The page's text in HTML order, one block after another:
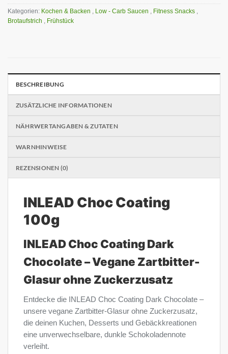
Kategorien: Kochen & Backen Low - Carb Saucen Fitness Snacks
Brotaufstrich
Frühstück
BESCHREIBUNG
ZUSÄTZLICHE INFORMATIONEN
NÄHRWERTANGABEN & ZUTATEN
WARNHINWEISE
REZENSIONEN (0)
INLEAD Choc Coating
100g
INLEAD Choc Coating Dark
Chocolate – Vegane Zartbitter-
Glasur ohne Zuckerzusatz
Entdecke die INLEAD Choc Coating Dark Chocolate –
unsere vegane Zartbitter-Glasur ohne Zuckerzusatz,
die deinen Kuchen, Desserts und Gebäckkreationen
eine unverwechselbare, dunkle Schokoladennote
verleiht.